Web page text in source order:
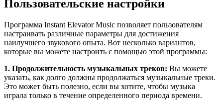
Пользовательские настройки
Программа Instant Elevator Music позволяет пользователям
настраивать различные параметры для достижения
наилучшего звукового опыта. Вот несколько вариантов,
которые вы можете настроить с помощью этой программы:
1. Продолжительность музыкальных треков: Вы можете
указать, как долго должны продолжаться музыкальные треки.
Это может быть полезно, если вы хотите, чтобы музыка
играла только в течение определенного периода времени.